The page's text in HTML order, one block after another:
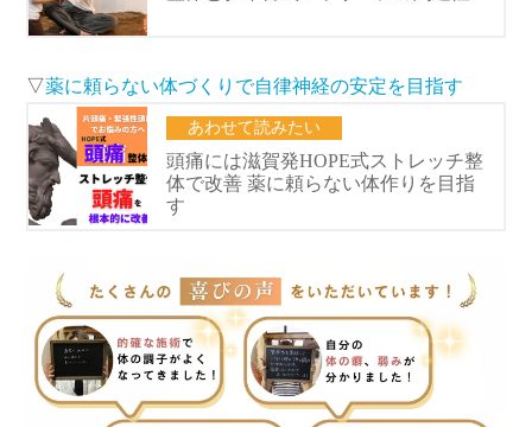
▽薬に頼らない体づくりで自律神経の安定を目指す